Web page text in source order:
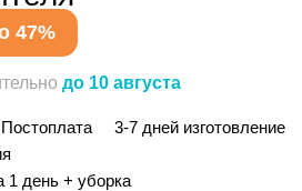
47%
до 10 августа
Постоплата
3-7 дней изготовление
1 день + уборка